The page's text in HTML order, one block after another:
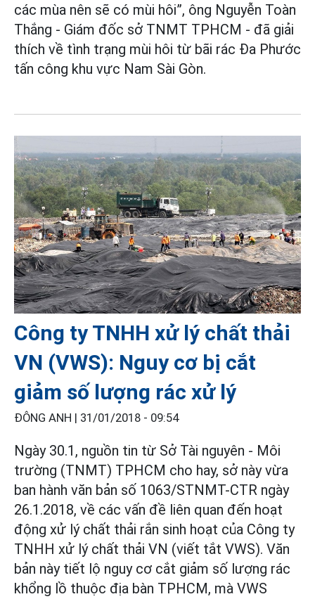
các mùa nên sẽ có mùi hôi”, ông Nguyễn Toàn
Thắng - Giám đốc sở TNMT TPHCM - đã giải
thích về tình trạng mùi hôi từ bãi rác Đa Phước
tấn công khu vực Nam Sài Gòn.
Công ty TNHH xử lý chất thải
VN (VWS): Nguy cơ bị cắt
giảm số lượng rác xử lý
ĐÔNG ANH | 31/01/2018 - 09:54
Ngày 30.1, nguồn tin từ Sở Tài nguyên - Môi
trường (TNMT) TPHCM cho hay, sở này vừa
ban hành văn bản số 1063/STNMT-CTR ngày
26.1.2018, về các vấn đề liên quan đến hoạt
động xử lý chất thải rắn sinh hoạt của Công ty
TNHH xử lý chất thải VN (viết tắt VWS). Văn
bản này tiết lộ nguy cơ cắt giảm số lượng rác
khổng lồ thuộc địa bàn TPHCM, mà VWS